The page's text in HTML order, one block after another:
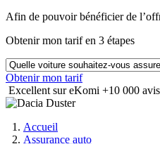
Afin de pouvoir bénéficier de
Obtenir mon tarif en 3 étapes
Obtenir mon tarif
Excellent sur eKomi +10 000 avis
Accueil
Assurance auto